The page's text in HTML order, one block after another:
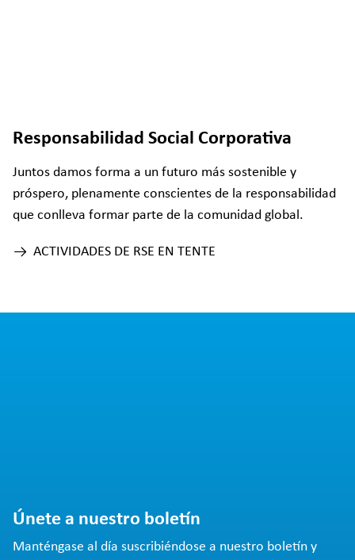
Responsabilidad Social Corporativa
Juntos damos forma a un futuro más sostenible y
próspero, plenamente conscientes de la responsabilidad
que conlleva formar parte de la comunidad global.
ACTIVIDADES DE RSE EN TENTE
Únete a nuestro boletín
Manténgase al día suscribiéndose a nuestro boletín y